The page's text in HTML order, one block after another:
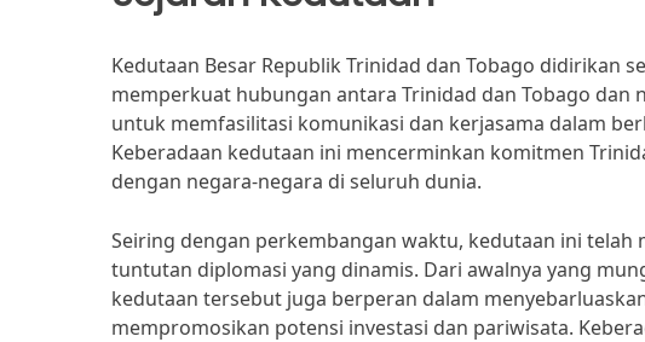
Kedutaan Besar Republik Trinidad dan Tobago didirikan
memperkuat hubungan antara Trinidad dan Tobago dan
untuk memfasilitasi komunikasi dan kerjasama dalam
Keberadaan kedutaan ini mencerminkan komitmen
dengan negara-negara di seluruh dunia.
Seiring dengan perkembangan waktu, kedutaan ini
tuntutan diplomasi yang dinamis. Dari awalnya yang
kedutaan tersebut juga berperan dalam
mempromosikan potensi investasi dan pariwisata.